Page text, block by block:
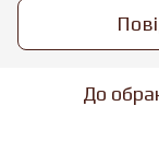
До